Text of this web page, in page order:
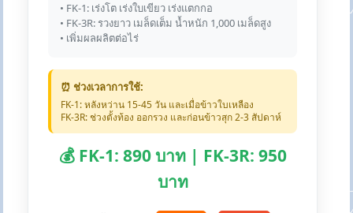
• FK-1: เร่งโต เร่งใบเขียว เร่งแตกกอ
• FK-3R: รวงยาว เมล็ดเต็ม น้ำหนัก 1,000 เมล็ดสูง
• เพิ่มผลผลิตต่อไร่
⏰ ช่วงเวลาการใช้:
FK-1: หลังหว่าน 15-45 วัน และเมื่อข้าวใบเหลือง
FK-3R: ช่วงตั้งท้อง ออกรวง และก่อนข้าวสุก 2-3 สัปดาห์
💰 FK-1: 890 บาท | FK-3R: 950
บาท